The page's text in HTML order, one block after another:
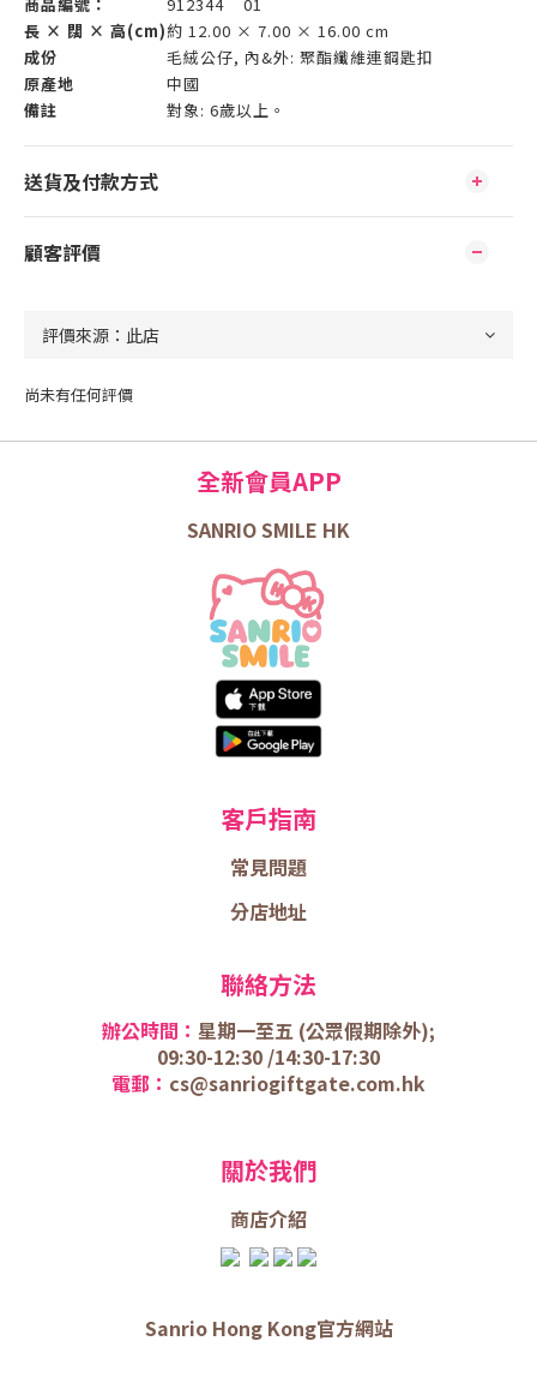
長 × 闊 × 高(cm)約 12.00 × 7.00 × 16.00 cm
成份
毛絨公仔, 內&外: 聚酯纖維連鋼匙扣
原產地
中國
備註
對象: 6歲以上。
送貨及付款方式
顧客評價
尚未有任何評價
全新會員APP
SANRIO SMILE HK
客戶指南
常見問題
分店地址
聯絡方法
辦公時間： 星期一至五 (公眾假期除外);
09:30-12:30 /14:30-17:30
電郵： cs@sanriogiftgate.com.hk
關於我們
商店介紹
Sanrio Hong Kong官方網站